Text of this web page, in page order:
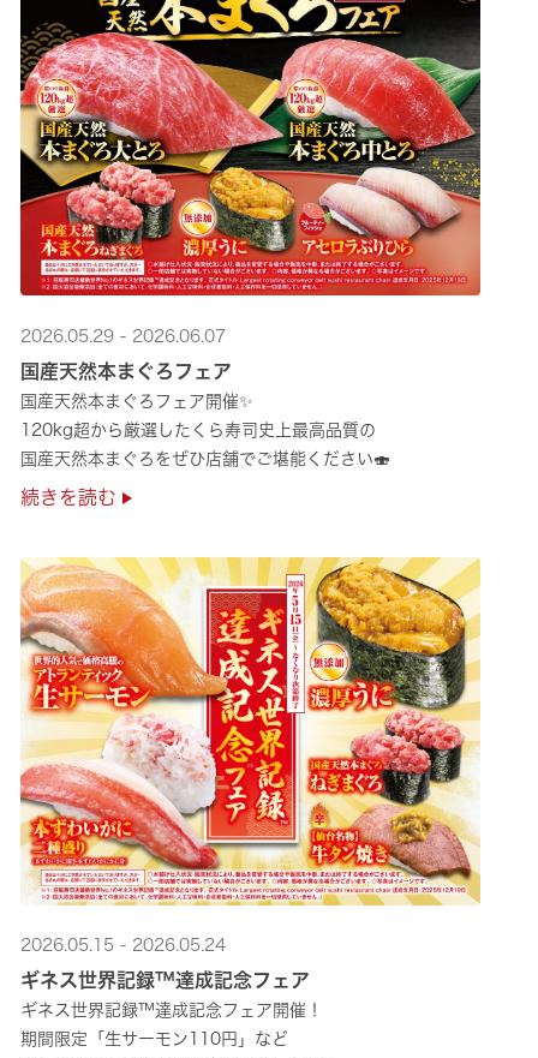
2026.05.29 - 2026.06.07
国産天然本まぐろフェア
国産天然本まぐろフェア開催✨
120kg超から厳選したくら寿司史上最高品質の
国産天然本まぐろをぜひ店舗でご堪能ください🍣
続きを読む
2026.05.15 - 2026.05.24
ギネス世界記録™達成記念フェア
ギネス世界記録™達成記念フェア開催！
期間限定「生サーモン110円」など